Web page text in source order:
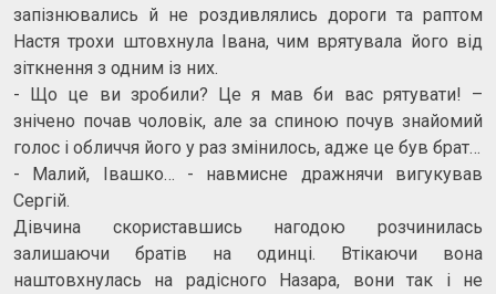
запізнювались й не роздивлялись дороги та раптом
Настя трохи штовхнула Івана, чим врятувала його від
зіткнення з одним із них.
- Що це ви зробили? Це я мав би вас рятувати! –
знічено почав чоловік, але за спиною почув знайомий
голос і обличчя його у раз змінилось, адже це був брат…
- Малий, Івашко… - навмисне дражнячи вигукував
Сергій.
Дівчина скориставшись нагодою розчинилась
залишаючи братів на одинці. Втікаючи вона
наштовхнулась на радісного Назара, вони так і не